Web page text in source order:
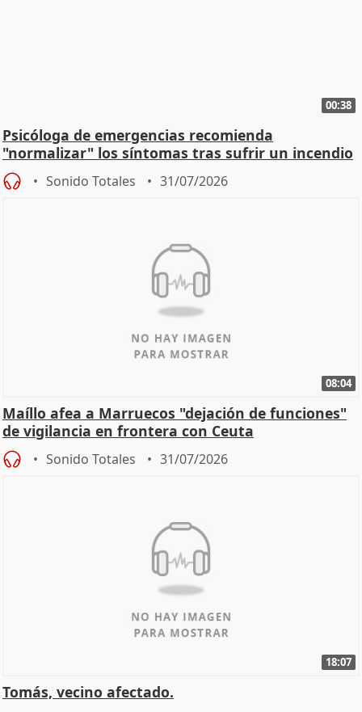
00:38
Psicóloga de emergencias recomienda
"normalizar" los síntomas tras sufrir un incendio
Sonido Totales 31/07/2026
08:04
Maíllo afea a Marruecos "dejación de funciones"
de vigilancia en frontera con Ceuta
Sonido Totales 31/07/2026
18:07
Tomás, vecino afectado.